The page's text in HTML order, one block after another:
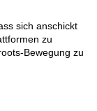
sich anschickt
zu
Bewegung zu